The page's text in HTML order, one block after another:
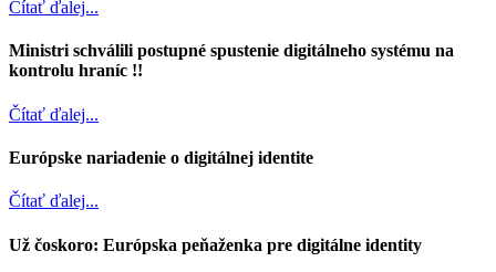
Čítať ďalej...
Ministri schválili postupné spustenie digitálneho systému na
kontrolu hraníc !!
Čítať ďalej...
Európske nariadenie o digitálnej identite
Čítať ďalej...
Už čoskoro: Európska peňaženka pre digitálne identity